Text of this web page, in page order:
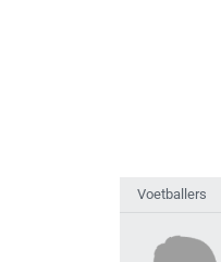
Voetballers